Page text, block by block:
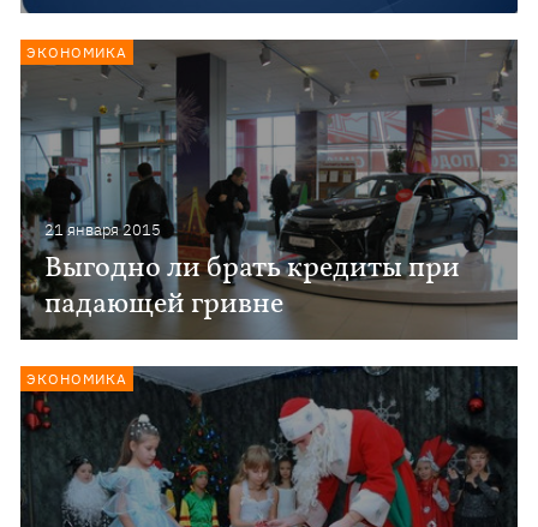
21 января 2015
Выгодно ли брать кредиты при
падающей гривне
ЭКОНОМИКА
ЭКОНОМИКА